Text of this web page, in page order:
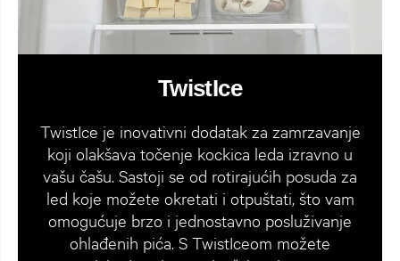
TwistIce
TwistIce je inovativni dodatak za zamrzavanje
koji olakšava točenje kockica leda izravno u
vašu čašu. Sastoji se od rotirajućih posuda za
led koje možete okretati i otpuštati, što vam
omogućuje brzo i jednostavno posluživanje
ohlađenih pića. S TwistIceom možete